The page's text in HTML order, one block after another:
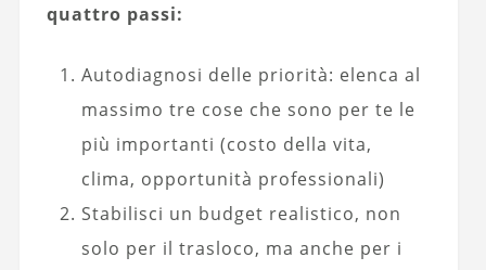
quattro passi:
Autodiagnosi delle priorità: elenca al
massimo tre cose che sono per te le
più importanti (costo della vita,
clima, opportunità professionali)
Stabilisci un budget realistico, non
solo per il trasloco, ma anche per i